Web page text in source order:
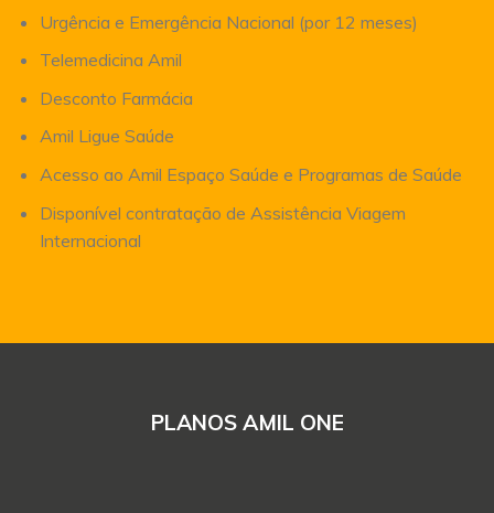
Urgência e Emergência Nacional (por 12 meses)
Telemedicina Amil
Desconto Farmácia
Amil Ligue Saúde
Acesso ao Amil Espaço Saúde e Programas de Saúde
Disponível contratação de Assistência Viagem
Internacional
PLANOS AMIL ONE